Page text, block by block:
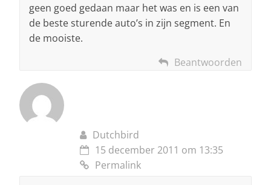
geen goed gedaan maar het was en is een van
de beste sturende auto’s in zijn segment. En
de mooiste.
Beantwoorden
Dutchbird
15 december 2011 om 13:35
Permalink